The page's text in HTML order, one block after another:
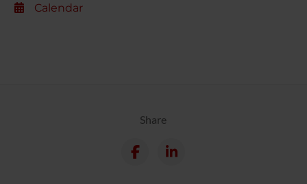
Calendar
Share